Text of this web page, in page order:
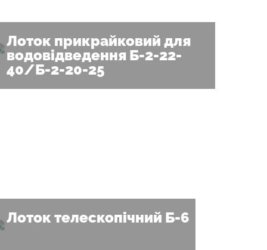
Лоток прикрайковий для
водовідведення Б-2-22-
40/Б-2-20-25
Лоток телескопічний Б-6